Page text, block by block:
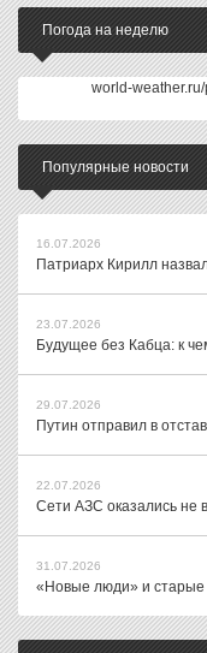
Погода на неделю
world-
Популярные новости
16.07.2026
Патриарх Кирилл
23.07.2026
Будущее без Кабца: к
29.07.2026
Путин отправил в
22.07.2026
Сети АЗС оказались не
31.07.2026
«Новые люди» и старые